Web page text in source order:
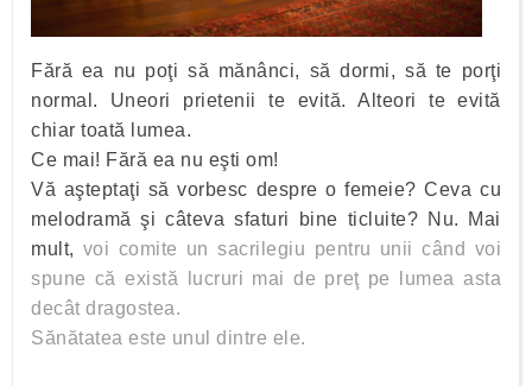
Fără ea nu poţi să mănânci, să dormi, să te porţi
normal. Uneori prietenii te evită. Alteori te evită
chiar toată lumea.
Ce mai! Fără ea nu eşti om!
Vă aşteptaţi să vorbesc despre o femeie? Ceva cu
melodramă şi câteva sfaturi bine ticluite? Nu. Mai
mult, voi comite un sacrilegiu pentru unii când voi
spune că există lucruri mai de preţ pe lumea asta
decât dragostea.
Sănătatea este unul dintre ele.